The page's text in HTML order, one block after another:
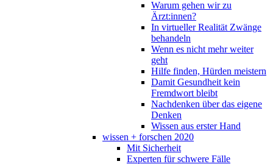
Warum gehen wir zu
Ärzt:innen?
In virtueller Realität Zwänge
behandeln
Wenn es nicht mehr weiter
geht
Hilfe finden, Hürden meistern
Damit Gesundheit kein
Fremdwort bleibt
Nachdenken über das eigene
Denken
Wissen aus erster Hand
wissen + forschen 2020
Mit Sicherheit
Experten für schwere Fälle